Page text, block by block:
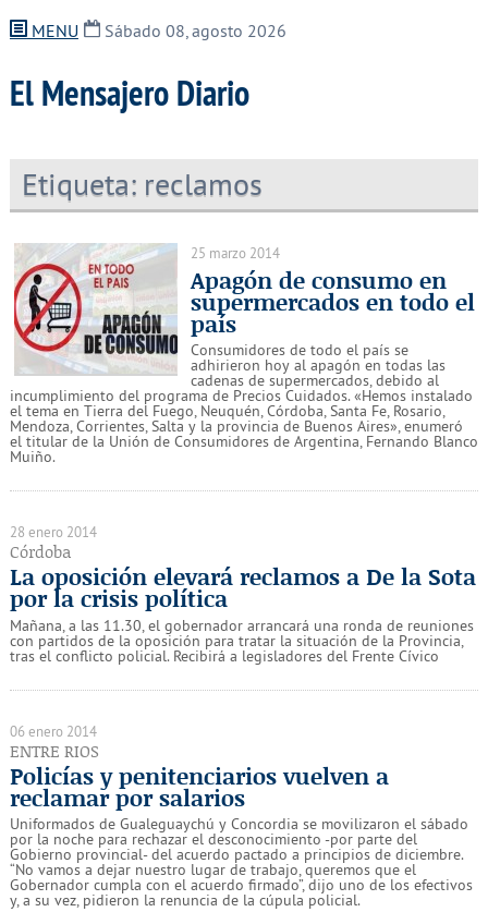
MENU Sábado 08, agosto 2026
El Mensajero Diario
Etiqueta: reclamos
25 marzo 2014
Apagón de consumo en
supermercados en todo el
país
Consumidores de todo el país se
adhirieron hoy al apagón en todas las
cadenas de supermercados, debido al
incumplimiento del programa de Precios Cuidados. «Hemos instalado
el tema en Tierra del Fuego, Neuquén, Córdoba, Santa Fe, Rosario,
Mendoza, Corrientes, Salta y la provincia de Buenos Aires», enumeró
el titular de la Unión de Consumidores de Argentina, Fernando Blanco
Muiño.
28 enero 2014
Córdoba
La oposición elevará reclamos a De la Sota
por la crisis política
Mañana, a las 11.30, el gobernador arrancará una ronda de reuniones
con partidos de la oposición para tratar la situación de la Provincia,
tras el conflicto policial. Recibirá a legisladores del Frente Cívico
06 enero 2014
ENTRE RIOS
Policías y penitenciarios vuelven a
reclamar por salarios
Uniformados de Gualeguaychú y Concordia se movilizaron el sábado
por la noche para rechazar el desconocimiento -por parte del
Gobierno provincial- del acuerdo pactado a principios de diciembre.
“No vamos a dejar nuestro lugar de trabajo, queremos que el
Gobernador cumpla con el acuerdo firmado”, dijo uno de los efectivos
y, a su vez, pidieron la renuncia de la cúpula policial.